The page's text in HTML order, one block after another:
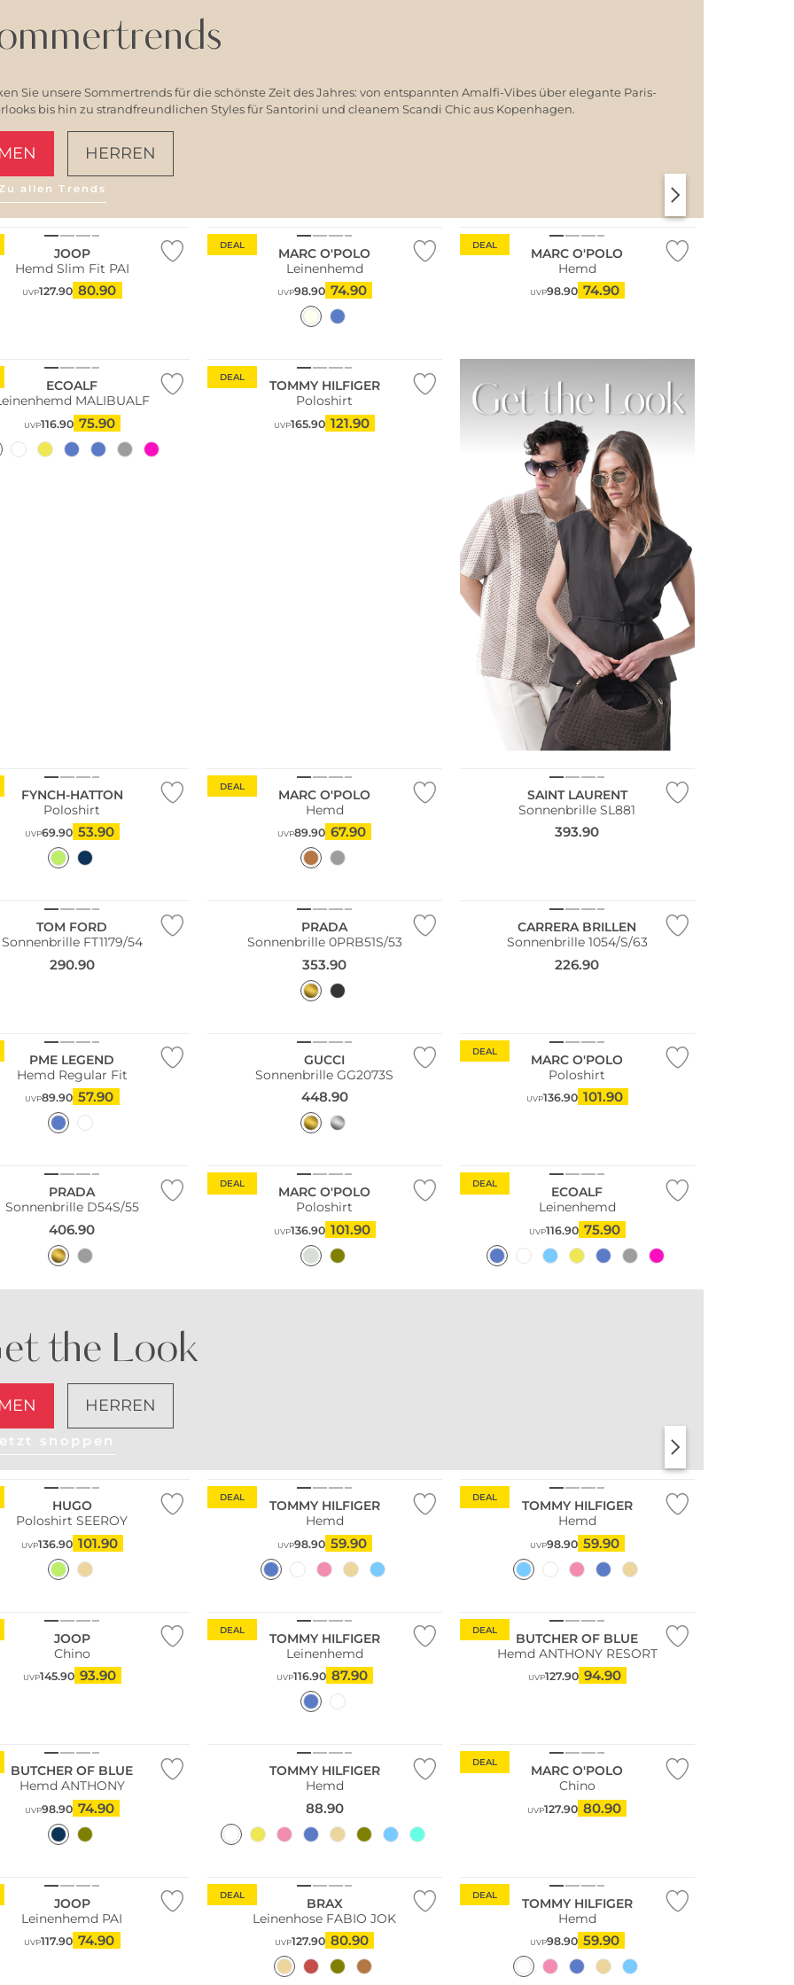
Sie unsere Sommertrends für die schönste Zeit des Jahres: von entspannten Amalfi-Vibes über elegante Paris-
bis hin zu strandfreundlichen Styles für Santorini und cleanem Scandi Chic aus Kopenhagen.
HERREN
allen Trends
JOOP
Hemd Slim Fit PAI
UVP127.90 80.90
DEAL
MARC O'POLO
Leinenhemd
UVP98.90 74.90
DEAL
MARC O'POLO
Hemd
UVP98.90 74.90
ECOALF
MALIBUALF
UVP116.90 75.90
DEAL
TOMMY HILFIGER
Poloshirt
UVP165.90 121.90
FYNCH-HATTON
Poloshirt
UVP69.90 53.90
DEAL
MARC O'POLO
Hemd
UVP89.90 67.90
Fashion Tipp
SAINT LAURENT
Sonnenbrille SL881
393.90
TOM FORD
Sonnenbrille FT1179/54
290.90
PRADA
Sonnenbrille 0PRB51S/53
353.90
CARRERA BRILLEN
Sonnenbrille 1054/S/63
226.90
PME LEGEND
Hemd Regular Fit
UVP89.90 57.90
GUCCI
Sonnenbrille GG2073S
448.90
DEAL
MARC O'POLO
Poloshirt
UVP136.90 101.90
PRADA
Sonnenbrille D54S/55
406.90
DEAL
MARC O'POLO
Poloshirt
UVP136.90 101.90
DEAL
ECOALF
Leinenhemd
UVP116.90 75.90
the Look
HERREN
shoppen
HUGO
Poloshirt SEEROY
UVP136.90 101.90
DEAL
TOMMY HILFIGER
Hemd
UVP98.90 59.90
DEAL
TOMMY HILFIGER
Hemd
UVP98.90 59.90
JOOP
Chino
UVP145.90 93.90
DEAL
TOMMY HILFIGER
Leinenhemd
UVP116.90 87.90
DEAL
BUTCHER OF BLUE
Hemd ANTHONY RESORT
UVP127.90 94.90
BUTCHER OF BLUE
Hemd ANTHONY
UVP98.90 74.90
TOMMY HILFIGER
Hemd
88.90
DEAL
MARC O'POLO
Chino
UVP127.90 80.90
JOOP
Leinenhemd PAI
UVP117.90 74.90
DEAL
Große Größen
BRAX
Leinenhose FABIO JOK
UVP127.90 80.90
DEAL
TOMMY HILFIGER
Hemd
UVP98.90 59.90